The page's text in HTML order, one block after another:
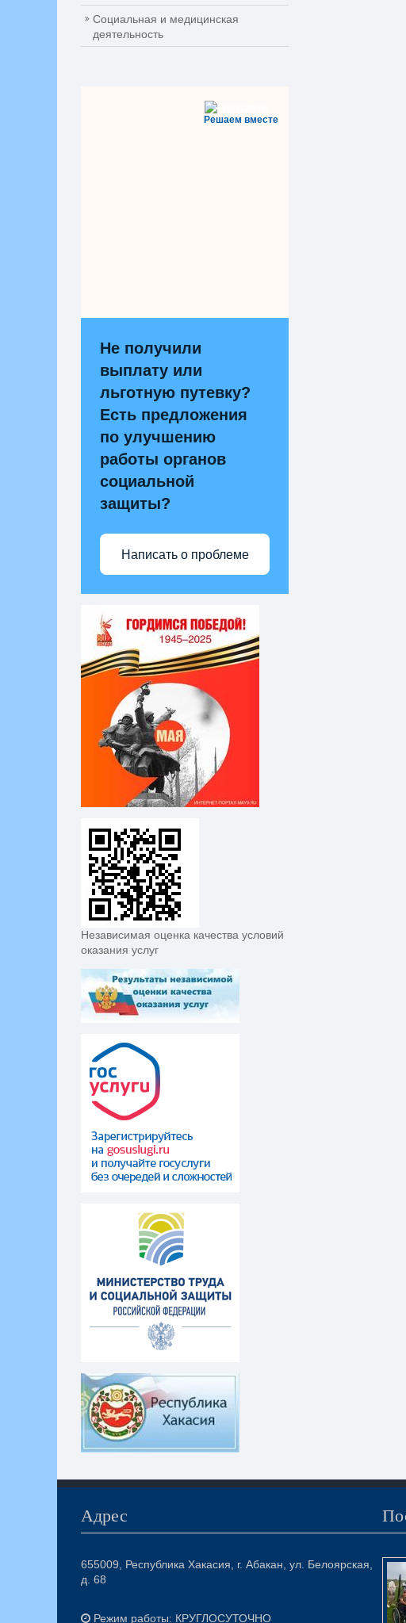
Социальная и медицинская
деятельность
Решаем вместе
Не получили
выплату или
льготную путевку?
Есть предложения
по улучшению
работы органов
социальной
защиты?
Написать о проблеме
Независимая оценка качества условий
оказания услуг
Адрес
655009, Республика Хакасия, г. Абакан, ул. Белоярская,
д. 68
Режим работы: КРУГЛОСУТОЧНО